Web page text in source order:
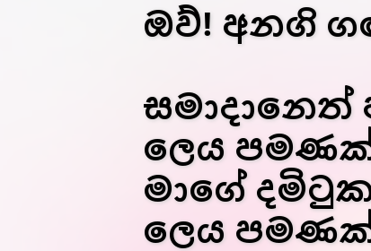
ඔව්! අනගි
සමාදානෙත්
ලෙය
මාගේ
ලෙය